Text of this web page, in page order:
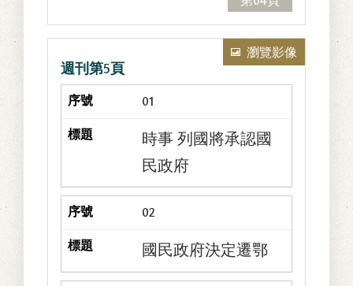
週刊第5頁
瀏覽影像
01
時事 列國將承認國
民政府
02
國民政府決定遷鄂